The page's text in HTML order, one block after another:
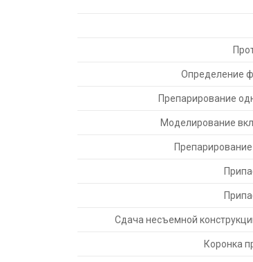
Определение
Препарирование
Моделирование
Сдача несъемной
Коронка